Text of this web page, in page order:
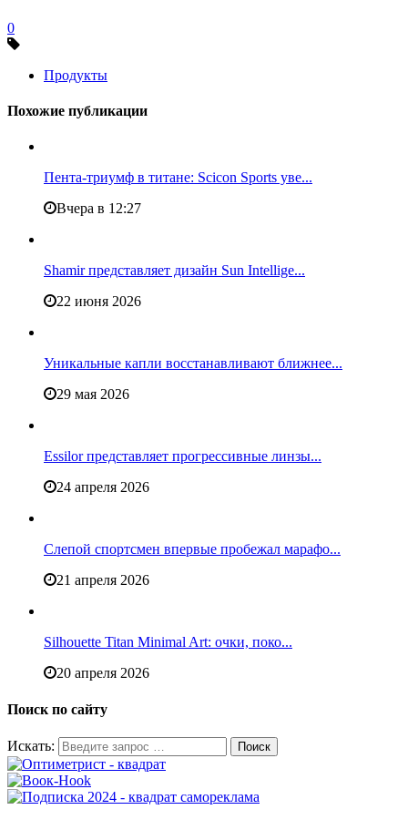
0
Продукты
Похожие публикации
Пента-триумф в титане: Scicon Sports уве...
Вчера в 12:27
Shamir представляет дизайн Sun Intellige...
22 июня 2026
Уникальные капли восстанавливают ближнее...
29 мая 2026
Essilor представляет прогрессивные линзы...
24 апреля 2026
Слепой спортсмен впервые пробежал марафо...
21 апреля 2026
Silhouette Titan Minimal Art: очки, поко...
20 апреля 2026
Поиск по сайту
Искать: